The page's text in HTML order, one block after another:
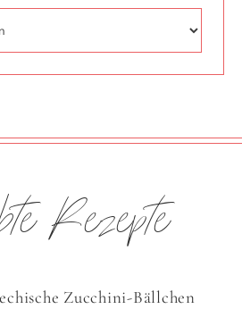
Rezepte
Zucchini-Bällchen